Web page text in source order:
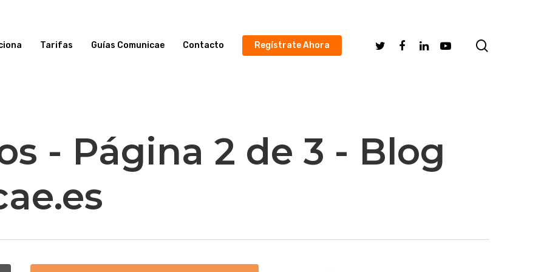
Tarifas Guías Comunicae Contacto Regístrate Ahora TwitterFacebookLinkedinYoutube
- Página 2 de 3 - Blog